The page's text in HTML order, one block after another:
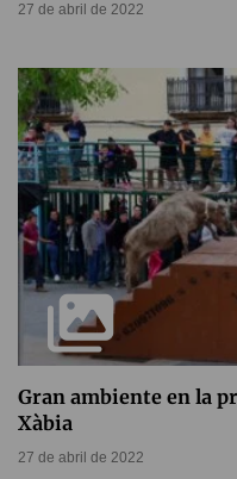
27 de abril de 2022
Gran ambiente en la
Xàbia
27 de abril de 2022